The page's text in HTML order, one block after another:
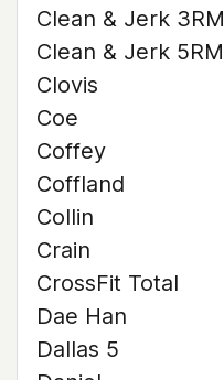
Clean & Jerk 3RM
Clean & Jerk 5RM
Clovis
Coe
Coffey
Coffland
Collin
Crain
CrossFit Total
Dae Han
Dallas 5